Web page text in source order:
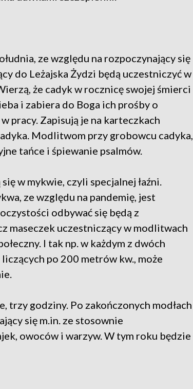
ze względu na rozpoczynający się
do Leżajska Żydzi będą uczestniczyć w
że cadyk w rocznicę swojej śmierci
i zabiera do Boga ich prośby o
pracy. Zapisują je na karteczkach
Modlitwom przy grobowcu cadyka,
tańce i śpiewanie psalmów.
w mykwie, czyli specjalnej łaźni.
ze względu na pandemię, jest
odbywać się będą z
maseczek uczestniczący w modlitwach
I tak np. w każdym z dwóch
po 200 metrów kw., może
godziny. Po zakończonych modłach
się m.in. ze stosownie
owoców i warzyw. W tym roku będzie